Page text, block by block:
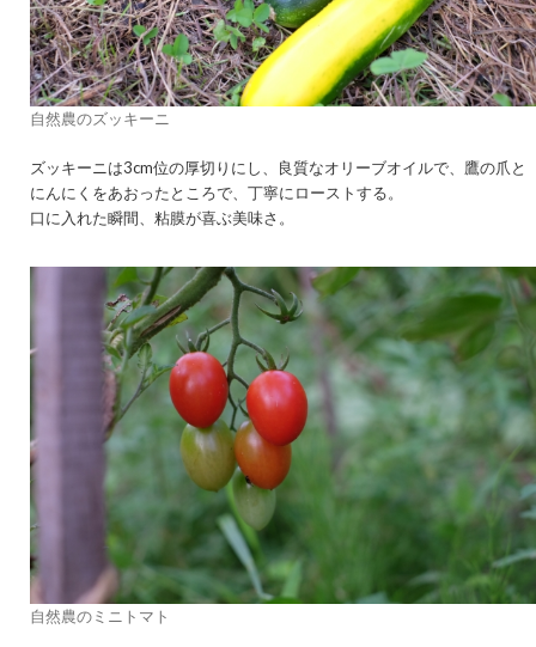
自然農のズッキーニ
ズッキーニは3cm位の厚切りにし、良質なオリーブオイルで、鷹の爪と
にんにくをあおったところで、丁寧にローストする。
口に入れた瞬間、粘膜が喜ぶ美味さ。
自然農のミニトマト